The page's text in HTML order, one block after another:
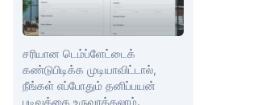
சரியான டெம்ப்ளேட்டைக்
கண்டுபிடிக்க முடியாவிட்டால்,
நீங்கள் எப்போதும் தனிப்பயன்
படிவத்தை உருவாக்கலாம்.